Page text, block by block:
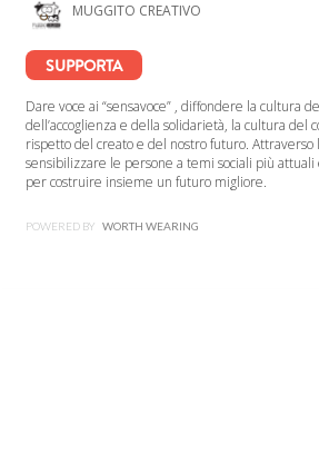
MUGGITO CREATIVO
SUPPORTA
Dare voce ai “sensavoce” , diffondere la cultura
dell’accoglienza e della solidarietà, la cultura del
rispetto del creato e del nostro futuro.
sensibilizzare le persone a temi sociali più
per costruire insieme un futuro migliore.
POWERED BY WORTH WEARING